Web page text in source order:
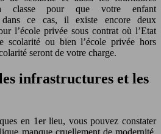
classe pour que votre enfant
ce cas, il existe encore deux
l’école privée sous contrat où l’Etat
scolarité ou bien l’école privée hors
seront de votre charge.
infrastructures et les
en 1er lieu, vous pouvez constater
manque cruellement de modernité,